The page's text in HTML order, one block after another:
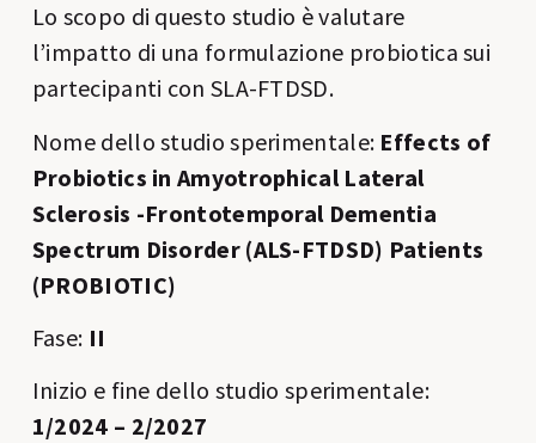
Lo scopo di questo studio è valutare
l’impatto di una formulazione probiotica sui
partecipanti con SLA-FTDSD.
Nome dello studio sperimentale: Effects of
Probiotics in Amyotrophical Lateral
Sclerosis -Frontotemporal Dementia
Spectrum Disorder (ALS-FTDSD) Patients
(PROBIOTIC)
Fase: II
Inizio e fine dello studio sperimentale:
1/2024 – 2/2027